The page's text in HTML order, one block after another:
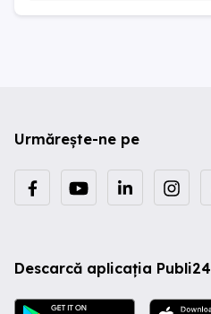
Urmărește-ne pe
Descarcă aplicația Publi24